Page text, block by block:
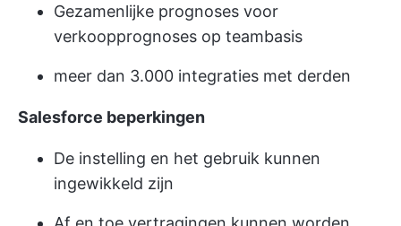
Gezamenlijke prognoses voor
verkoopprognoses op teambasis
meer dan 3.000 integraties met derden
Salesforce beperkingen
De instelling en het gebruik kunnen
ingewikkeld zijn